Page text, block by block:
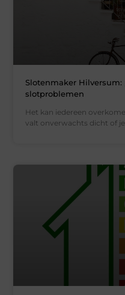
Slotenmaker
slotproblemen
Het kan iedereen
valt onverwachts dicht of